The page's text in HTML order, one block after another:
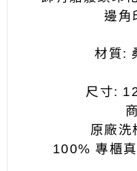
邊角
材質:
尺寸:
原廠洗
100% 專櫃